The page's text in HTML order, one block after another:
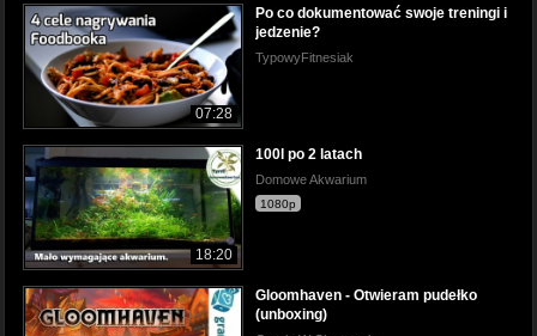
07:28
Po co dokumentować swoje treningi i
jedzenie?
TypowyFitnesiak
18:20
100l po 2 latach
Domowe Akwarium
1080p
Gloomhaven - Otwieram pudełko
(unboxing)